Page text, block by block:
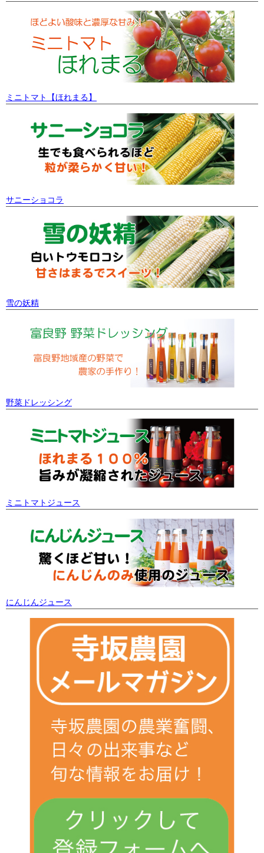
ミニトマト【ほれまる】
サニーショコラ
雪の妖精
野菜ドレッシング
ミニトマトジュース
にんじんジュース